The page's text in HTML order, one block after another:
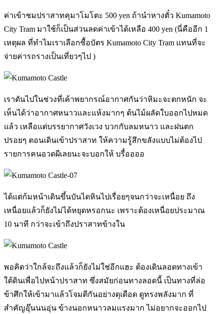
ค่าเข้าชมปราสาทคุมาโมโตะ 500 yen ถ้านำหางตั๋ว Kumamoto
City Tram มาใช้ก็เป็นส่วนลดค่าเข้าได้เหลือ 400 yen (นี่คืออีก 1
เหตุผล ที่ทำไมเราเลือกซื้อบัตร Kumamoto City Tram แทนที่จะ
จ่ายค่ารถรางเป็นเที่ยวๆไป )
เราดันไปในช่วงที่เค้าพยากรณ์อากาศกันว่าหิมะจะตกหนัก จะ
เห็นได้ว่าอากาศหนาวและแห้งมากๆ ต้นไม้ผลัดใบออกไปหมด
แล้ว เหลือแต่บรรยากาศวังเวง บวกกับลมหนาว และฝนตก
ปรอยๆ ตอนเดินเข้าปราสาท ให้ความรู้สึกขลังแบบไม่ต้องไป
รายการคนอวดผีเลยนะจะบอกให้ บรื๋ออออ
ได้แต่ก้มหน้าเดินขึ้นบันไดหินไปเรื่อยๆจนกว่าจะเหนื่อย ถึง
เหนื่อยแล้วก็ยังไม่ได้หยุดหรอกนะ เพราะต้องเหนื่อยประมาณ
10 นาที กว่าจะเข้าถึงปราสาทข้างใน
พอคิดว่าใกล้จะถึงแล้วก็ยังไม่ใช่อีกแฮะ ต้องเดินลอดทางเข้า
ใต้ดินเพื่อไปหน้าปราสาท ซึ่งสมัยก่อนทางลอดนี้ เป็นทางที่ล่อ
ข้าศึกให้เข้ามาแล้วโจมตีกันอย่างดุเดือด ดูทรงพลังมาก ที่
สำคัญอุ๊นนนอุ่น ข้างนอกหนาวลมแรงมาก ไม่อยากจะออกไป